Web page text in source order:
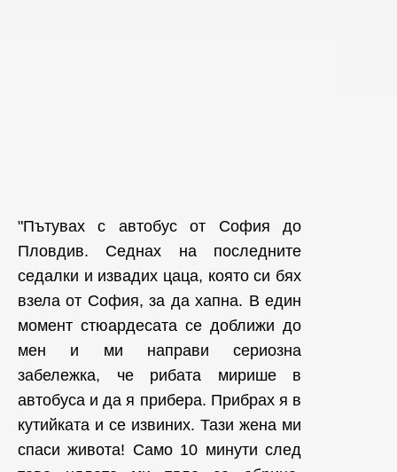
"Пътувах с автобус от София до
Пловдив. Седнах на последните
седалки и извадих цаца, която си бях
взела от София, за да хапна. В един
момент стюардесата се доближи до
мен и ми направи сериозна
забележка, че рибата мирише в
автобуса и да я прибера. Прибрах я в
кутийката и се извиних. Тази жена ми
спаси живота! Само 10 минути след